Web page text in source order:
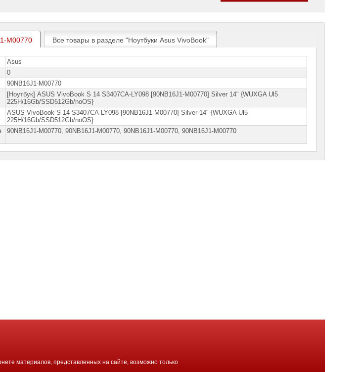
M00770 Все товары в разделе "Ноутбуки Asus VivoBook"
Asus
0
90NB16J1-M00770
[Ноутбук] ASUS VivoBook S 14 S3407CA-LY098 [90NB16J1-M00770] Silver 14" {WUXGA Ul5
225H/16Gb/SSD512Gb/noOS}
ASUS VivoBook S 14 S3407CA-LY098 [90NB16J1-M00770] Silver 14" {WUXGA Ul5
225H/16Gb/SSD512Gb/noOS}
90NB16J1-M00770, 90NB16J1-M00770, 90NВ16J1-M00770, 90NВ16J1-М00770
материалов, представленных на сайте, возможно только